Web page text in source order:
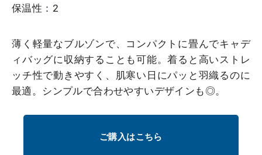
保温性 ： 2
薄く軽量なブルゾンで、コンパクトに畳んでキャデ
ィバッグに収納することも可能。着ると高いストレ
ッチ性で動きやすく、肌寒い日にパッと羽織るのに
最適。シンプルで合わせやすいデザインも◎。
ご購入はこちら